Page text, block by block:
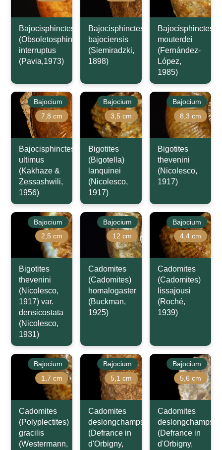
Bajocisphinctes
(Obsoletosphinctes)
interruptus
(Pavia,1973)
Bajocisphinctes
bajociensis
(Siemiradzki,
1898)
Bajocisphinctes
mouterdei
(Fernández-
López,
1985)
Bajocium
7,8 cm
Bajocisphinctes
ultimus
(Kakhaze &
Zessashwili,
1956)
Bajocium
3,5 cm
Bigotites
(Bigotella)
lanquinei
(Nicolesco,
1917)
Bajocium
8,3 cm
Bigotites
thevenini
(Nicolesco,
1917)
Bajocium
2,5 cm
Bigotites
thevenini
(Nicolesco,
1917) var.
densicostata
(Nicolesco,
1931)
Bajocium
12 cm
Cadomites
(Cadomites)
homalogaster
(Buckman,
1925)
Bajocium
4,4 cm
Cadomites
(Cadomites)
lissajousi
(Roché,
1939)
Bajocium
1,7 cm
Cadomites
(Polyplectites)
gracilis
(Westermann,
Bajocium
5,1 cm
Cadomites
deslongchampsi
(Defrance in
d'Orbigny,
Bajocium
5,6 cm
Cadomites
deslongchampsi
(Defrance in
d'Orbigny,